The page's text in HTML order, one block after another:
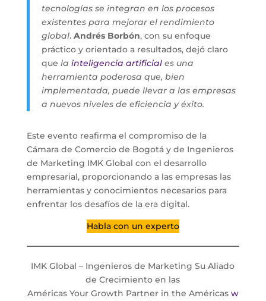
tecnologías se integran en los procesos
existentes para mejorar el rendimiento
global. Andrés Borbón, con su enfoque
práctico y orientado a resultados, dejó claro
que la inteligencia artificiales una
herramienta poderosa que, bien
implementada, puede llevar a las empresas
a nuevos niveles de eficiencia y éxito.
Este evento reafirma el compromiso de la
Cámara de Comercio de Bogotá y de Ingenieros
de Marketing IMK Global con el desarrollo
empresarial, proporcionando a las empresas las
herramientas y conocimientos necesarios para
enfrentar los desafíos de la era digital.
Habla con un experto
IMK Global – Ingenieros de Marketing Su Aliado
de Crecimiento en las
Américas Your Growth Partner in the Américas w